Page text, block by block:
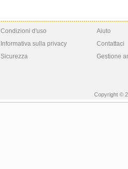
Condizioni d'uso
Informativa sulla privacy
Sicurezza
Aiuto
Contattaci
Gestione
Copyright ©